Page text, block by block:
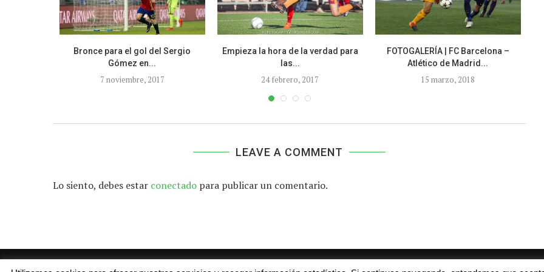
Bronce para el gol del Sergio
Gómez en...
7 noviembre, 2017
Empieza la hora de la verdad para
las...
24 febrero, 2017
FOTOGALERÍA | FC Barcelona –
Atlético de Madrid...
15 marzo, 2018
LEAVE A COMMENT
Lo siento, debes estar conectado para publicar un comentario.
Aviso legal Contacto Colabora con nosotros